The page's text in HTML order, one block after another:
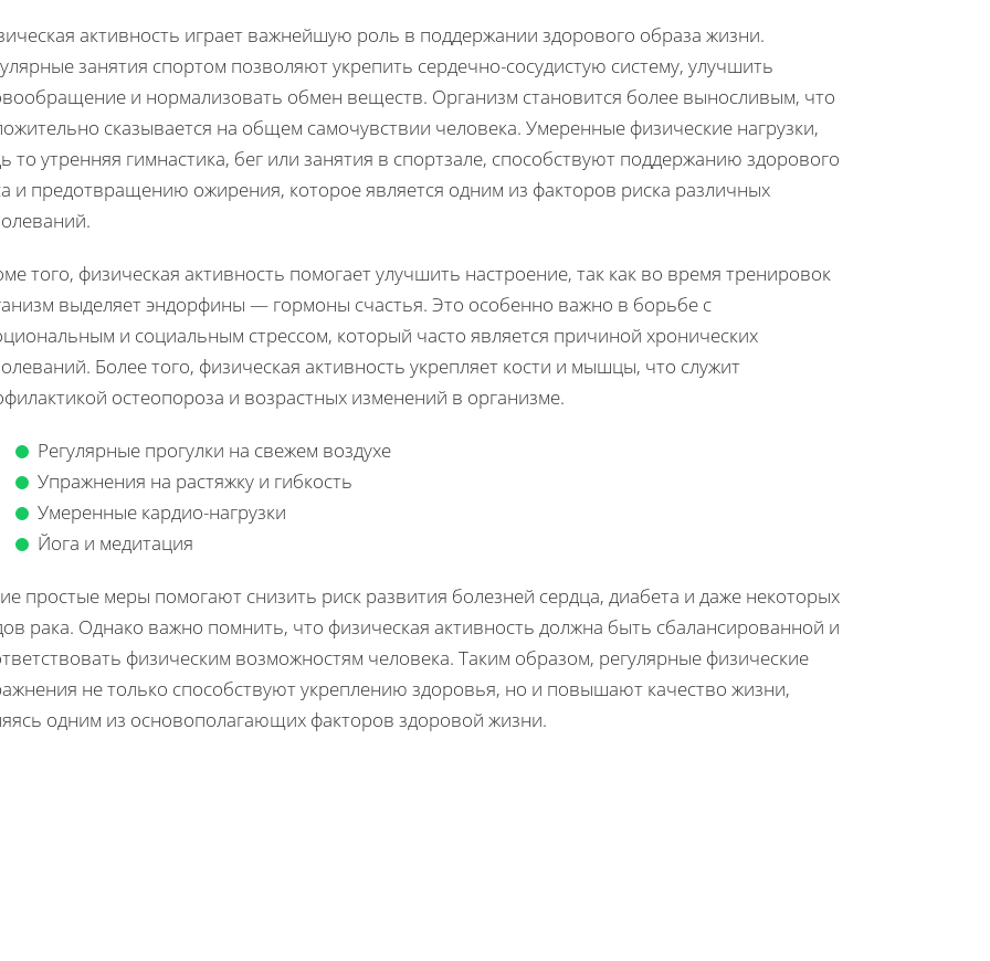
активность играет важнейшую роль в поддержании здорового образа жизни.
занятия спортом позволяют укрепить сердечно-сосудистую систему, улучшить
и нормализовать обмен веществ. Организм становится более выносливым, что
сказывается на общем самочувствии человека. Умеренные физические нагрузки,
то утренняя гимнастика, бег или занятия в спортзале, способствуют поддержанию здорового
и предотвращению ожирения, которое является одним из факторов риска различных
того, физическая активность помогает улучшить настроение, так как во время тренировок
выделяет эндорфины — гормоны счастья. Это особенно важно в борьбе с
и социальным стрессом, который часто является причиной хронических
Более того, физическая активность укрепляет кости и мышцы, что служит
остеопороза и возрастных изменений в организме.
Регулярные прогулки на свежем воздухе
Упражнения на растяжку и гибкость
Умеренные кардио-нагрузки
Йога и медитация
простые меры помогают снизить риск развития болезней сердца, диабета и даже некоторых
рака. Однако важно помнить, что физическая активность должна быть сбалансированной и
физическим возможностям человека. Таким образом, регулярные физические
не только способствуют укреплению здоровья, но и повышают качество жизни,
одним из основополагающих факторов здоровой жизни.